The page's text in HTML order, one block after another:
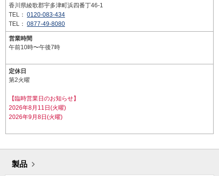
香川県綾歌郡宇多津町浜四番丁46-1
TEL： 0120-083-434
TEL： 0877-49-8080
営業時間
午前10時〜午後7時
定休日
第2火曜
【臨時営業日のお知らせ】
2026年8月11日(火曜)
2026年9月8日(火曜)
製品